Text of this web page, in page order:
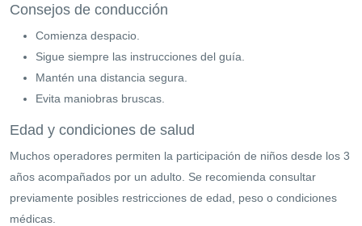
Consejos de conducción
Comienza despacio.
Sigue siempre las instrucciones del guía.
Mantén una distancia segura.
Evita maniobras bruscas.
Edad y condiciones de salud
Muchos operadores permiten la participación de niños desde los 3
años acompañados por un adulto. Se recomienda consultar
previamente posibles restricciones de edad, peso o condiciones
médicas.